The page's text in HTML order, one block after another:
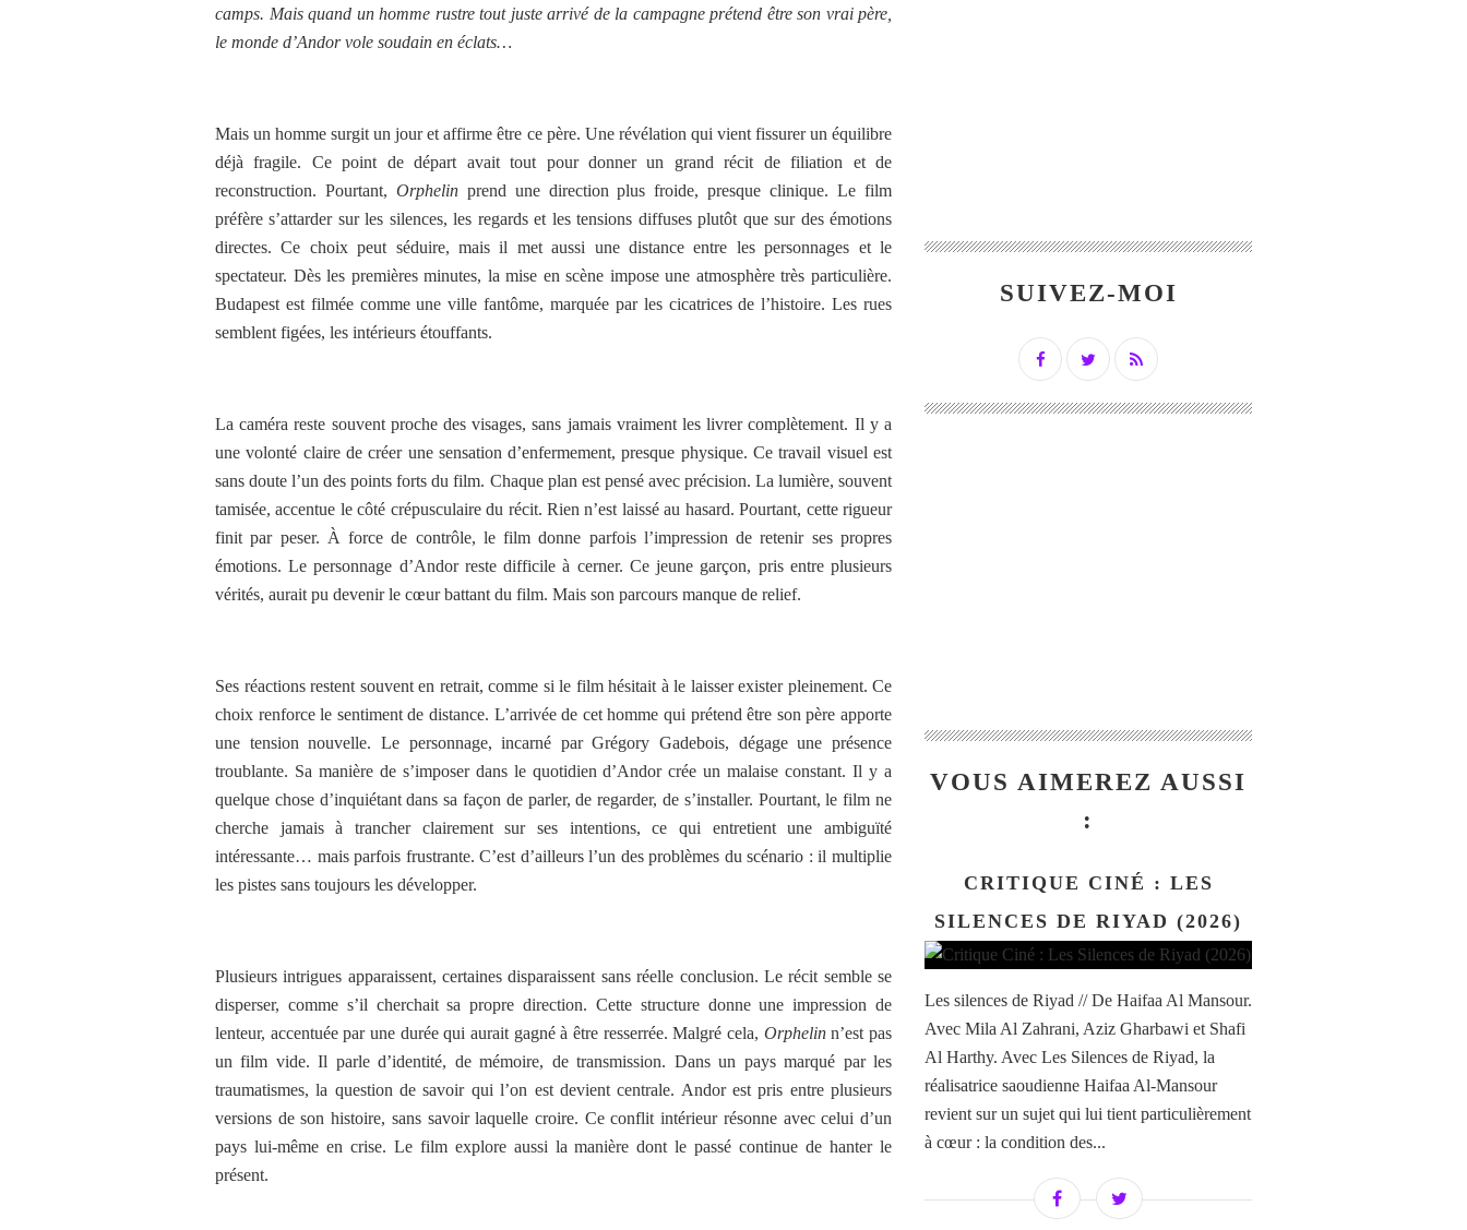
camps. Mais quand un homme rustre tout juste arrivé de la campagne prétend être son vrai père,
le monde d’Andor vole soudain en éclats…
Mais un homme surgit un jour et affirme être ce père. Une révélation qui vient fissurer un équilibre
déjà fragile. Ce point de départ avait tout pour donner un grand récit de filiation et de
reconstruction. Pourtant, Orphelinprend une direction plus froide, presque clinique. Le film
préfère s’attarder sur les silences, les regards et les tensions diffuses plutôt que sur des émotions
directes. Ce choix peut séduire, mais il met aussi une distance entre les personnages et le
spectateur. Dès les premières minutes, la mise en scène impose une atmosphère très particulière.
Budapest est filmée comme une ville fantôme, marquée par les cicatrices de l’histoire. Les rues
semblent figées, les intérieurs étouffants.
La caméra reste souvent proche des visages, sans jamais vraiment les livrer complètement. Il y a
une volonté claire de créer une sensation d’enfermement, presque physique. Ce travail visuel est
sans doute l’un des points forts du film. Chaque plan est pensé avec précision. La lumière, souvent
tamisée, accentue le côté crépusculaire du récit. Rien n’est laissé au hasard. Pourtant, cette rigueur
finit par peser. À force de contrôle, le film donne parfois l’impression de retenir ses propres
émotions. Le personnage d’Andor reste difficile à cerner. Ce jeune garçon, pris entre plusieurs
vérités, aurait pu devenir le cœur battant du film. Mais son parcours manque de relief.
Ses réactions restent souvent en retrait, comme si le film hésitait à le laisser exister pleinement. Ce
choix renforce le sentiment de distance. L’arrivée de cet homme qui prétend être son père apporte
une tension nouvelle. Le personnage, incarné par Grégory Gadebois, dégage une présence
troublante. Sa manière de s’imposer dans le quotidien d’Andor crée un malaise constant. Il y a
quelque chose d’inquiétant dans sa façon de parler, de regarder, de s’installer. Pourtant, le film ne
cherche jamais à trancher clairement sur ses intentions, ce qui entretient une ambiguïté
intéressante… mais parfois frustrante. C’est d’ailleurs l’un des problèmes du scénario : il multiplie
les pistes sans toujours les développer.
Plusieurs intrigues apparaissent, certaines disparaissent sans réelle conclusion. Le récit semble se
disperser, comme s’il cherchait sa propre direction. Cette structure donne une impression de
lenteur, accentuée par une durée qui aurait gagné à être resserrée. Malgré cela, Orphelinn’est pas
un film vide. Il parle d’identité, de mémoire, de transmission. Dans un pays marqué par les
traumatismes, la question de savoir qui l’on est devient centrale. Andor est pris entre plusieurs
versions de son histoire, sans savoir laquelle croire. Ce conflit intérieur résonne avec celui d’un
pays lui-même en crise. Le film explore aussi la manière dont le passé continue de hanter le
présent.
SUIVEZ-MOI
VOUS AIMEREZ AUSSI
:
CRITIQUE CINÉ : LES
SILENCES DE RIYAD (2026)
Les silences de Riyad // De Haifaa Al Mansour.
Avec Mila Al Zahrani, Aziz Gharbawi et Shafi
Al Harthy. Avec Les Silences de Riyad, la
réalisatrice saoudienne Haifaa Al-Mansour
revient sur un sujet qui lui tient particulièrement
à cœur : la condition des...